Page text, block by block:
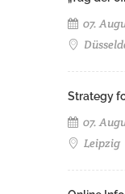
07.
Strategy
07.
Leipzig